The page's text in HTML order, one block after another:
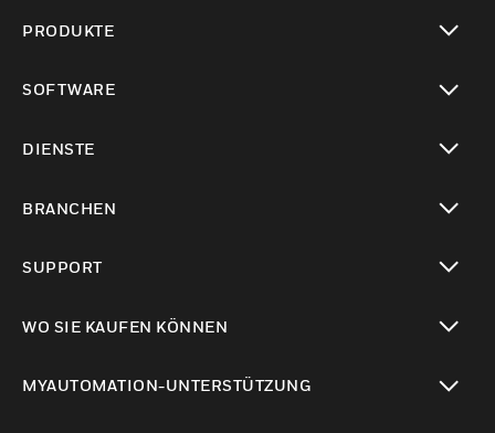
PRODUKTE
SOFTWARE
DIENSTE
BRANCHEN
SUPPORT
WO SIE KAUFEN KÖNNEN
MYAUTOMATION-UNTERSTÜTZUNG